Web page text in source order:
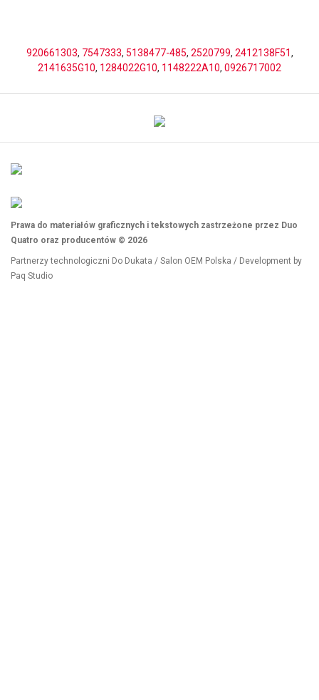
920661303, 7547333, 5138477-485, 2520799, 2412138F51,
2141635G10, 1284022G10, 1148222A10, 0926717002
Prawa do materiałów graficznych i tekstowych zastrzeżone przez Duo
Quatro oraz producentów © 2026
Partnerzy technologiczni Do Dukata / Salon OEM Polska / Development by
Paq Studio